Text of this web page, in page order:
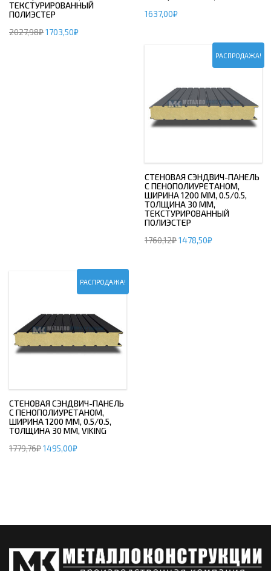
ТЕКСТУРИРОВАННЫЙ
ПОЛИЭСТЕР
2027,98₽1703,50₽
1637,00₽
РАСПРОДАЖА!
СТЕНОВАЯ СЭНДВИЧ-ПАНЕЛЬ
С ПЕНОПОЛИУРЕТАНОМ,
ШИРИНА 1200 ММ, 0.5/0.5,
ТОЛЩИНА 30 ММ,
ТЕКСТУРИРОВАННЫЙ
ПОЛИЭСТЕР
1760,12₽1478,50₽
РАСПРОДАЖА!
СТЕНОВАЯ СЭНДВИЧ-ПАНЕЛЬ
С ПЕНОПОЛИУРЕТАНОМ,
ШИРИНА 1200 ММ, 0.5/0.5,
ТОЛЩИНА 30 ММ, VIKING
1779,76₽1495,00₽